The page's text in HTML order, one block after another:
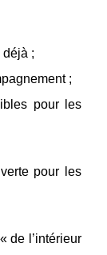
déjà ;
;
pour les
pour les
de l’intérieur